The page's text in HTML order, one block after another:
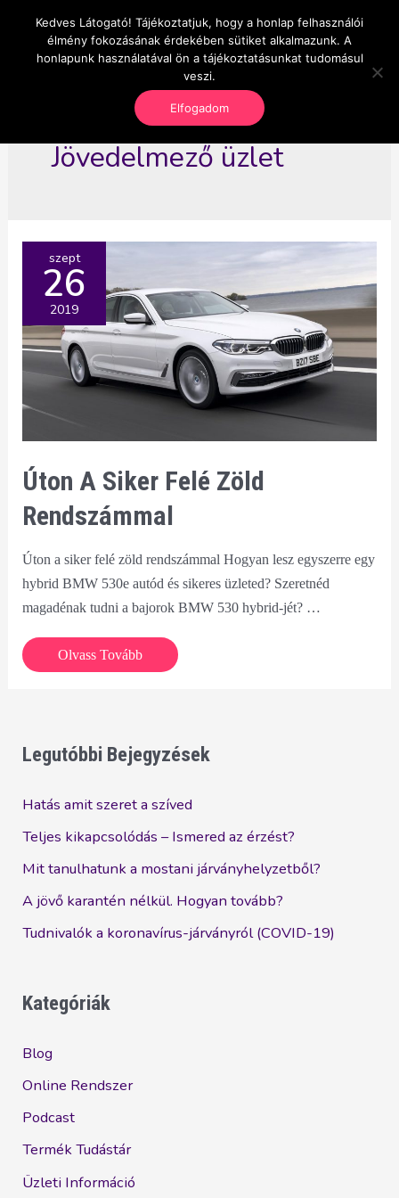
content
OnlineSeedsMan
Üzlet és szabadság
Main
Jövedelmező üzlet
szept
26
2019
Úton A Siker Felé Zöld
Rendszámmal
Úton a siker felé zöld rendszámmal Hogyan lesz egyszerre egy
hybrid BMW 530e autód és sikeres üzleted? Szeretnéd
magadénak tudni a bajorok BMW 530 hybrid-jét? …
Úton
zöld
Olvass Tovább
Legutóbbi Bejegyzések
Hatás amit szeret a szíved
Teljes kikapcsolódás – Ismered az érzést?
Mit tanulhatunk a mostani járványhelyzetből?
A jövő karantén nélkül. Hogyan tovább?
Tudnivalók a koronavírus-járványról (COVID-19)
Kategóriák
Blog
Online Rendszer
Podcast
Termék Tudástár
Üzleti Információ
Kedves Látogató! Tájékoztatjuk, hogy a honlap felhasználói
élmény fokozásának érdekében sütiket alkalmazunk. A
honlapunk használatával ön a tájékoztatásunkat tudomásul
veszi.
Elfogadom